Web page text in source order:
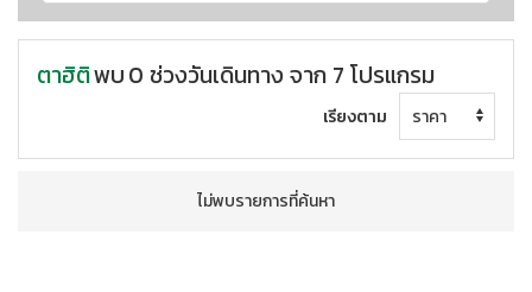
ตาฮิติพบ0 ช่วงวันเดินทาง จาก 7 โปรแกรม
เรียงตาม
ไม่พบรายการที่ค้นหา